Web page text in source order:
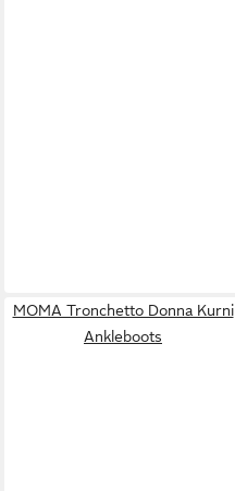
MOMA Tronchetto Donna Kurni
Ankleboots